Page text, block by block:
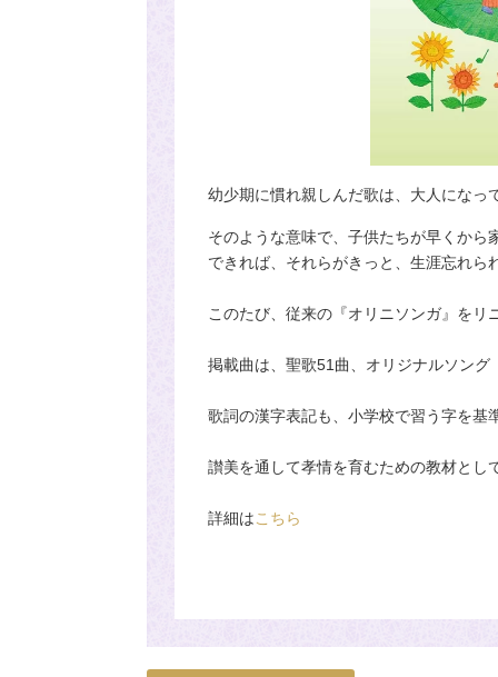
幼少期に慣れ親しんだ歌は、大人になっ
そのような意味で、子供たちが早くか
できれば、それらがきっと、生涯忘れら
このたび、従来の『オリニソンガ』を
掲載曲は、聖歌51曲、オリジナルソン
歌詞の漢字表記も、小学校で習う字を基
讃美を通して孝情を育むための教材とし
詳細はこちら